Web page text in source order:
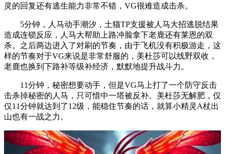
灵的回复还有逃生能力非常不错，VG很难造成击杀。
5分钟，人马动手潮汐，土猫TP支援被人马大招逃脱结果
造成连锁反应，人马大帮助上路冲脸拿下老鹿还有莱恩的双
杀。之后两边进入了对刷的节奏，由于飞机没有积极游走，这
样的节奏对于VG来说是非常舒服的，美杜莎可以线野双收，
老鹿也换到下路补等级补经济，默默地提升战斗力。
11分钟，秘密想要动手，但是VG马上打了一个防守反击
击杀掉秘密的人马，只可惜中一塔被反补。美杜莎无解肥，仅
仅11分钟就达到了12级，能稳住节奏的话，就算小精灵A杖出
山也有一战之力。